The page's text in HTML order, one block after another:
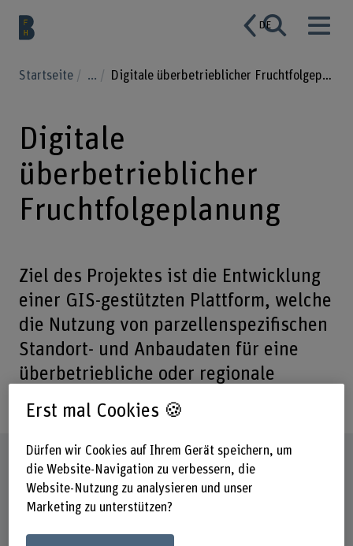
DE
Startseite ... Digitale überbetrieblicher Fruchtfolgeplanung
Digitale
überbetrieblicher
Fruchtfolgeplanung
Ziel des Projektes ist die Entwicklung
einer GIS-gestützten Plattform, welche
die Nutzung von parzellenspezifischen
Standort- und Anbaudaten für eine
überbetriebliche oder regionale
Produktionsplanung ermöglicht.
Steckbrief
Beteiligte Departemente
Lebensmittelwissenschaften
Erst mal Cookies 🍪
Dürfen wir Cookies auf Ihrem Gerät speichern, um
die Website-Navigation zu verbessern, die
Website-Nutzung zu analysieren und unser
Marketing zu unterstützen?